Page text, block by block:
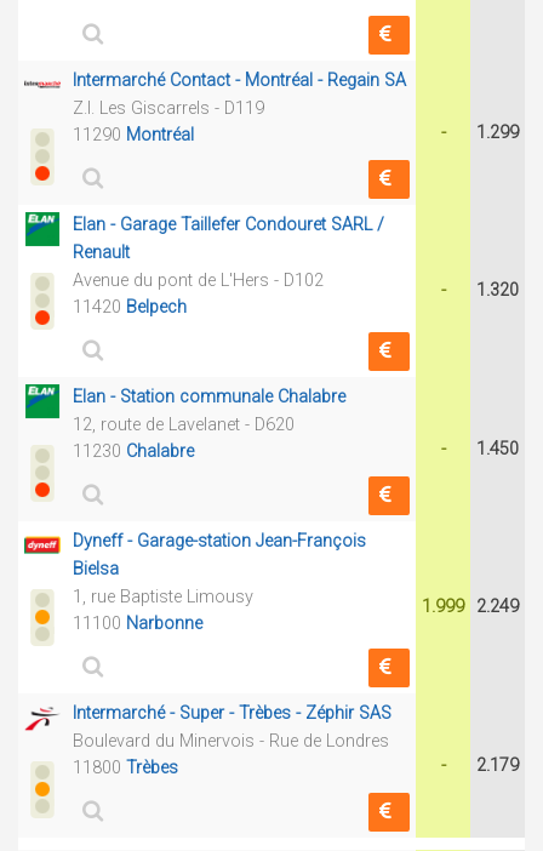
Intermarché Contact - Montréal - Regain SA
Z.I. Les Giscarrels - D119
11290 Montréal - 1.299
Elan - Garage Taillefer Condouret SARL /
Renault
Avenue du pont de L'Hers - D102
11420 Belpech
- 1.320
Elan - Station communale Chalabre
12, route de Lavelanet - D620
11230 Chalabre - 1.450
Dyneff - Garage-station Jean-François
Bielsa
1, rue Baptiste Limousy
11100 Narbonne
1.999 2.249
Intermarché - Super - Trèbes - Zéphir SAS
Boulevard du Minervois - Rue de Londres
11800 Trèbes - 2.179